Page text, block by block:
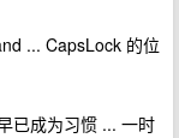
... CapsLock 的位
已成为习惯 ... 一时